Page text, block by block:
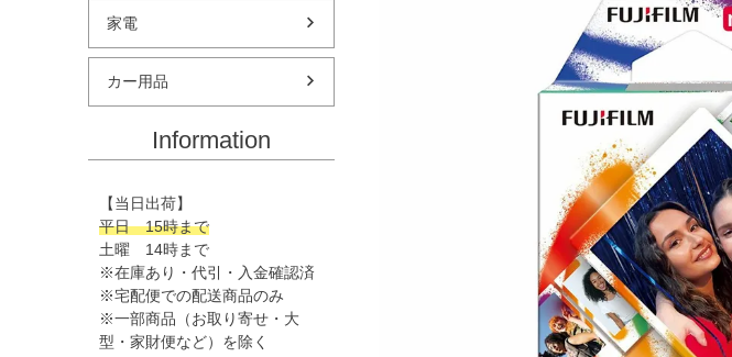
家電
カー用品
Information
【当日出荷】
平日 15時まで
土曜 14時まで
※在庫あり・代引・入金確認済
※宅配便での配送商品のみ
※一部商品（お取り寄せ・大
型・家財便など）を除く